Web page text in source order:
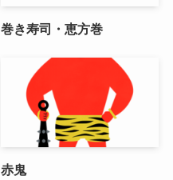
巻き寿司・恵方巻
赤鬼